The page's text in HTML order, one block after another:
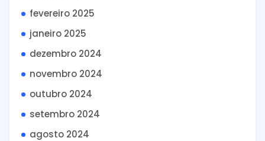
fevereiro 2025
janeiro 2025
dezembro 2024
novembro 2024
outubro 2024
setembro 2024
agosto 2024